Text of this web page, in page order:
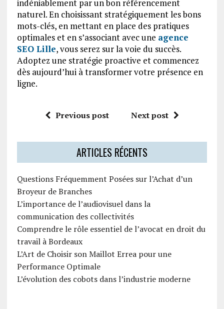
indéniablement par un bon référencement
naturel. En choisissant stratégiquement les bons
mots-clés, en mettant en place des pratiques
optimales et en s’associant avec une agence
SEO Lille, vous serez sur la voie du succès.
Adoptez une stratégie proactive et commencez
dès aujourd’hui à transformer votre présence en
ligne.
Previous post Next post
ARTICLES RÉCENTS
Questions Fréquemment Posées sur l’Achat d’un
Broyeur de Branches
L’importance de l’audiovisuel dans la
communication des collectivités
Comprendre le rôle essentiel de l’avocat en droit du
travail à Bordeaux
L’Art de Choisir son Maillot Errea pour une
Performance Optimale
L’évolution des cobots dans l’industrie moderne